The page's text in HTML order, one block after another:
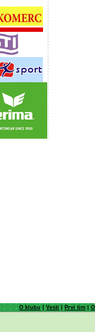
O klubu |Vesti | Prvi tim |